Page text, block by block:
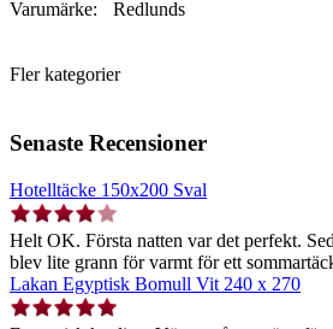
Varumärke:
Redlunds
Fler kategorier
Senaste Recensioner
Hotelltäcke 150x200 Sval
Helt OK. Första natten var det perfekt.
blev lite grann för varmt för ett
Lakan Egyptisk Bomull Vit 240 x 270